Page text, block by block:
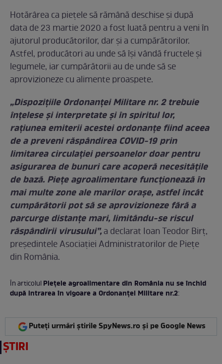
Hotărârea ca piețele să rămână deschise și după
data de 23 martie 2020 a fost luată pentru a veni în
ajutorul producătorilor, dar și a cumpărătorilor.
Astfel, producători au unde să își vândă fructele și
legumele, iar cumpărătorii au de unde să se
aprovizioneze cu alimente proaspete.
„Dispozițiile Ordonanței Militare nr. 2 trebuie
înțelese și interpretate și în spiritul lor,
rațiunea emiterii acestei ordonanțe fiind aceea
de a preveni răspândirea COVID-19 prin
limitarea circulației persoanelor doar pentru
asigurarea de bunuri care acoperă necesitățile
de bază. Piețe agroalimentare funcționează în
mai multe zone ale marilor orașe, astfel încât
cumpărătorii pot să se aprovizioneze fără a
parcurge distanțe mari, limitându-se riscul
răspândirii virusului”,a declarat Ioan Teodor Birț,
președintele Asociației Administratorilor de Piețe
din România.
În articolulPiețele agroalimentare din România nu se închid
după intrarea în vigoare a Ordonanței Militare nr.2:
Puteți urmări știrile SpyNews.ro și pe Google News
ȘTIRI